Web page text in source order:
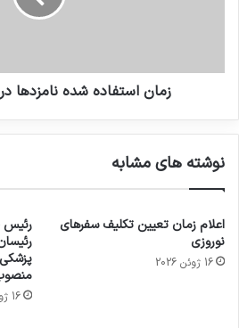
زمان استفاده شده نامزدها
نوشته های مشابه
اعلام زمان تعیین تکلیف سفرهای
نوروزی
16 ژوئن 2026
رئیس
16 ژوئن 2026